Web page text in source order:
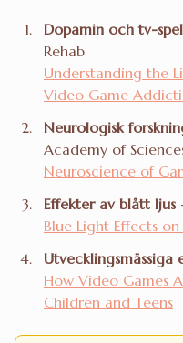
Dopamin och tv-
Rehab
Understanding the
Video Game
Neurologisk
Academy of
Neuroscience of
Effekter av blått ljus
Blue Light Effects
Utvecklingsmässiga
How Video Games
Children and Teens